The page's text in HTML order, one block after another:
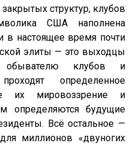
структур, клубов
США наполнена
настоящее время почти
элиты — это выходцы
клубов и
определенное
их мировоззрение и
определяются будущие
Всё остальное —
миллионов «двуногих